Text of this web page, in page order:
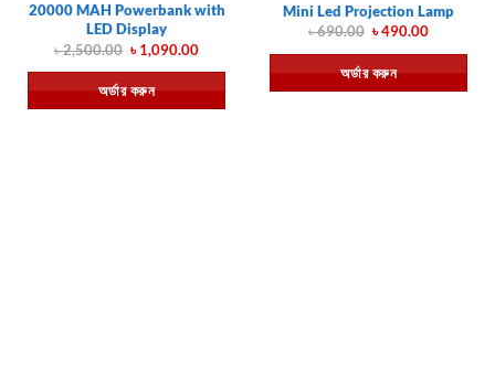
20000 MAH Powerbank with
LED Display
৳2,500.00 Original
price
was:
৳ 2,500.00.
৳1,090.00Current
is:
৳ 1,090.00.
অর্ডার করুন
Mini Led Projection Lamp
৳690.00 Original
was:
৳ 690.00.
৳490.00Current
is:
৳ 490.00.
অর্ডার করুন